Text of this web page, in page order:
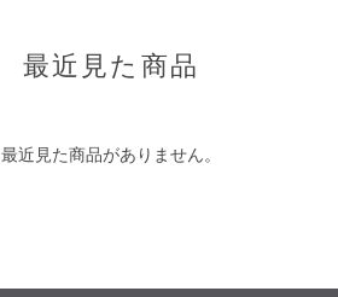
最近見た商品
最近見た商品がありません。